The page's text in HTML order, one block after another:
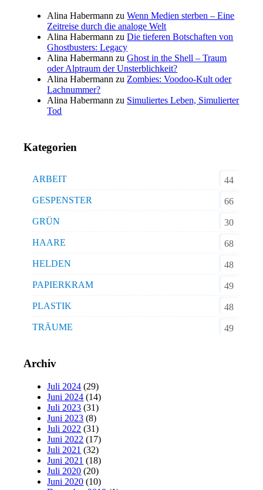
Alina Habermann zuWenn Medien sterben – Eine
Zeitreise durch die analoge Welt
Alina Habermann zuDie tieferen Botschaften von
Ghostbusters: Legacy
Alina Habermann zuGhost in the Shell – Traum
oder Alptraum der Unsterblichkeit?
Alina Habermann zu Zombies: Voodoo-Kult oder
Lachnummer?
Alina Habermann zu Simuliertes Leben, Simulierter
Tod
Kategorien
ARBEIT
44
GESPENSTER
66
GRÜN
30
HAARE
68
HELDEN
48
PAPIERKRAM
49
PLASTIK
48
TRÄUME
49
Archiv
Juli 2024 (29)
Juni 2024 (14)
Juli 2023 (31)
Juni 2023 (8)
Juli 2022 (31)
Juni 2022 (17)
Juli 2021 (32)
Juni 2021 (18)
Juli 2020 (20)
Juni 2020 (10)